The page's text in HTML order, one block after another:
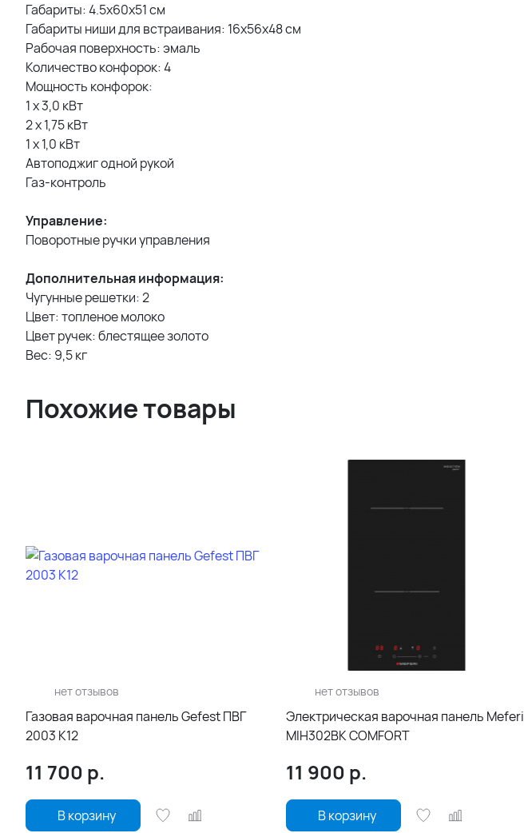
Габариты: 4.5х60х51 см
Габариты ниши для встраивания: 16x56x48 см
Рабочая поверхность: эмаль
Количество конфорок: 4
Мощность конфорок:
1 х 3,0 кВт
2 х 1,75 кВт
1 х 1,0 кВт
Автоподжиг одной рукой
Газ-контроль
Управление:
Поворотные ручки управления
Дополнительная информация:
Чугунные решетки: 2
Цвет: топленое молоко
Цвет ручек: блестящее золото
Вес: 9,5 кг
Похожие товары
нет отзывов
Газовая варочная панель Gefest ПВГ
2003 К12
11 700 р.
В корзину
нет отзывов
Электрическая варочная панель Meferi
MIH302BK COMFORT
11 900 р.
В корзину